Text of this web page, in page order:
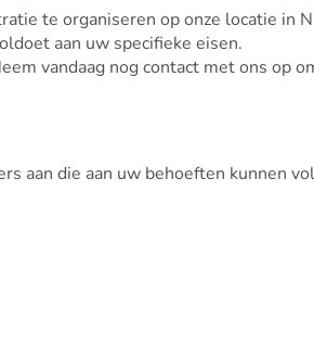
te organiseren op onze locatie in
aan uw specifieke eisen.
vandaag nog contact met ons op
aan die aan uw behoeften kunnen